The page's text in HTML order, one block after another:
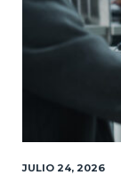
JULIO 24, 2026